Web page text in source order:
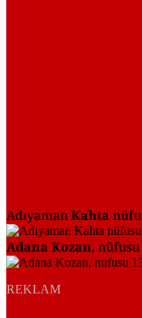
AdıyamanKahta
Adana Kozan,
REKLAM